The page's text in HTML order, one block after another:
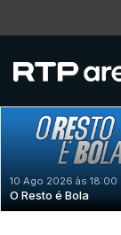
10 Ago 2026 às 18:00
O Resto é Bola